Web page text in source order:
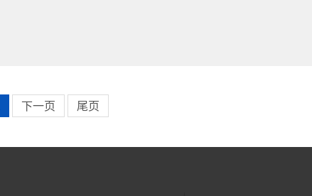
下一页 尾页